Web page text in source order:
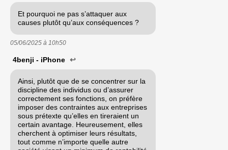
Et pourquoi ne pas s’attaquer aux
causes plutôt qu’aux conséquences ?
05/06/2025 à 10h50
4benji - iPhone ↩
Ainsi, plutôt que de se concentrer sur la
discipline des individus ou d’assurer
correctement ses fonctions, on préfère
imposer des contraintes aux entreprises
sous prétexte qu’elles en tireraient un
certain avantage. Heureusement, elles
cherchent à optimiser leurs résultats,
tout comme n’importe quelle autre